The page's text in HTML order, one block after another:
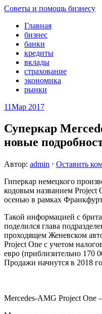
Советы и помощь бизнесу
Главная
бизнес
банки
кредиты
вклады
страхование
экономика
рынки
11Мар 2017
Суперкар
новые
Автор: admin ⋅ Оставить
Гиперкар немецкого
кодовым названием Project
осенью в рамках
Такой информацией с
поделился глава
проходящем Женевском
Project One с учетом
евро (приблизительно 170
Продажи начнутся в 2018
Mercedes-AMG Project One